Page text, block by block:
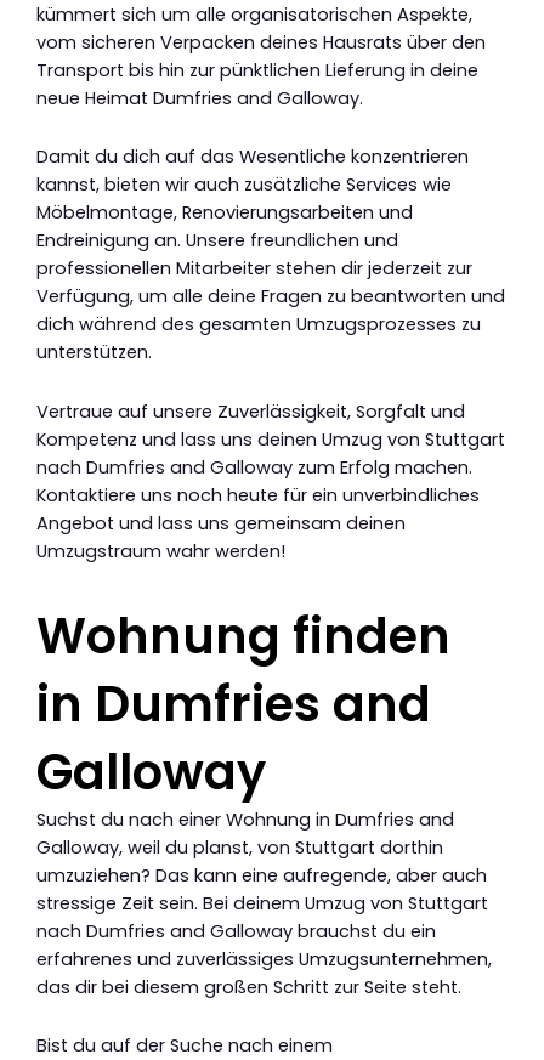
kümmert sich um alle organisatorischen Aspekte,
vom sicheren Verpacken deines Hausrats über den
Transport bis hin zur pünktlichen Lieferung in deine
neue Heimat Dumfries and Galloway.
Damit du dich auf das Wesentliche konzentrieren
kannst, bieten wir auch zusätzliche Services wie
Möbelmontage, Renovierungsarbeiten und
Endreinigung an. Unsere freundlichen und
professionellen Mitarbeiter stehen dir jederzeit zur
Verfügung, um alle deine Fragen zu beantworten und
dich während des gesamten Umzugsprozesses zu
unterstützen.
Vertraue auf unsere Zuverlässigkeit, Sorgfalt und
Kompetenz und lass uns deinen Umzug von Stuttgart
nach Dumfries and Galloway zum Erfolg machen.
Kontaktiere uns noch heute für ein unverbindliches
Angebot und lass uns gemeinsam deinen
Umzugstraum wahr werden!
Wohnung finden
in Dumfries and
Galloway
Suchst du nach einer Wohnung in Dumfries and
Galloway, weil du planst, von Stuttgart dorthin
umzuziehen? Das kann eine aufregende, aber auch
stressige Zeit sein. Bei deinem Umzug von Stuttgart
nach Dumfries and Galloway brauchst du ein
erfahrenes und zuverlässiges Umzugsunternehmen,
das dir bei diesem großen Schritt zur Seite steht.
Bist du auf der Suche nach einem